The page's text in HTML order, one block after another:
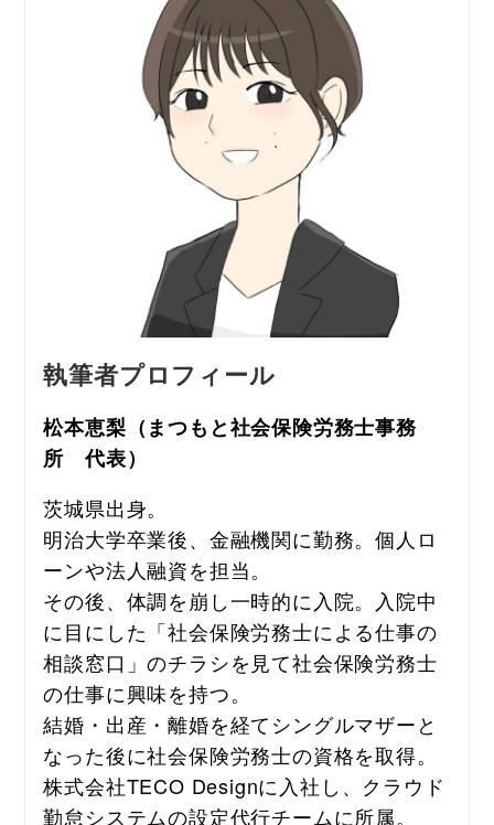
執筆者プロフィ ール
松本恵梨（まつもと社会保険労務士事務
所　代表）
茨城県出身。
明治大学卒業後、金融機関に勤務。個人ロ
ーンや法人融資を担当。
その後、体調を崩し一時的に入院。入院中
に目にした「社会保険労務士による仕事の
相談窓口」のチラシを見て社会保険労務士
の仕事に興味を持つ。
結婚・出産・離婚を経てシングルマザーと
なった後に社会保険労務士の資格を取得。
株式会社TECO Designに入社し、クラウド
勤怠システムの設定代行チームに所属。